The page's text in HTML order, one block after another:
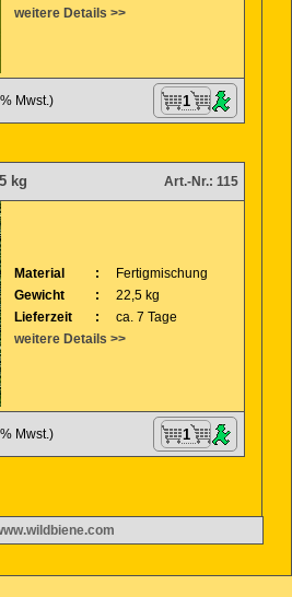
weitere Details >>
Mwst.)
kg Art.-Nr.: 115
Material :
Fertigmischung
Gewicht
:
22,5 kg
Lieferzeit
:
ca. 7 Tage
weitere Details >>
Mwst.)